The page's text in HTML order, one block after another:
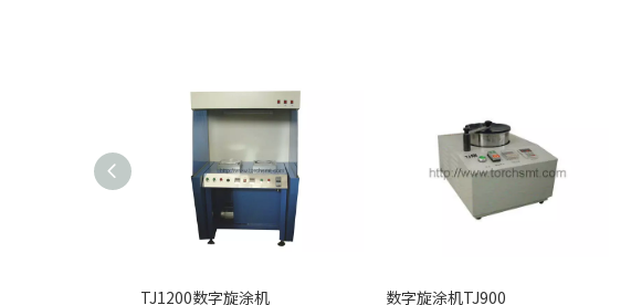
TJ1200数字旋涂机 数字旋涂机TJ900